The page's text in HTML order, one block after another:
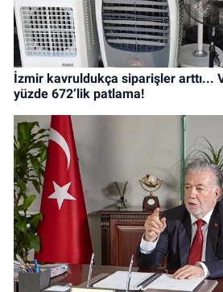
İzmir kavruldukça siparişler arttı...
yüzde 672’lik patlama!